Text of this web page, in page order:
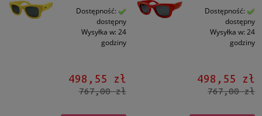
Dostępność:
dostępny
Wysyłka w: 24
godziny
498,55 zł
767,00 zł
Dostępność:
dostępny
Wysyłka w: 24
godziny
498,55 zł
767,00 zł